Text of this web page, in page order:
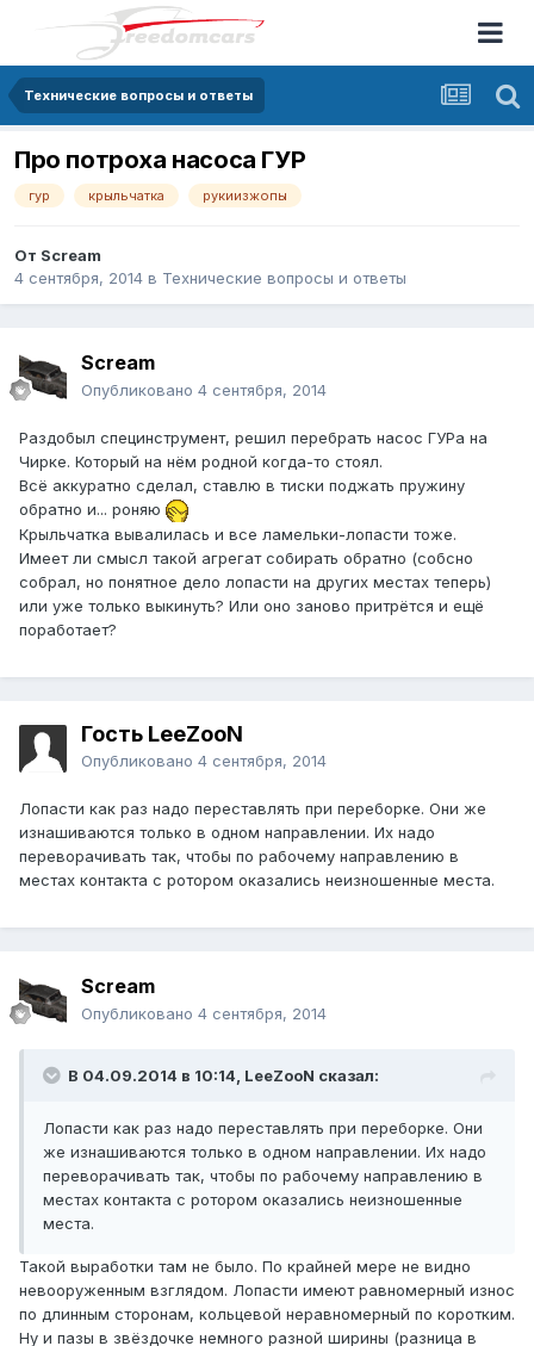
Технические вопросы и ответы
Про потроха насоса ГУР
гур крыльчатка рукиизжопы
От Scream
4 сентября, 2014 в Технические вопросы и ответы
Scream
Опубликовано 4 сентября, 2014
Раздобыл специнструмент, решил перебрать насос ГУРа на
Чирке. Который на нём родной когда-то стоял.
Всё аккуратно сделал, ставлю в тиски поджать пружину
обратно и... роняю
Крыльчатка вывалилась и все ламельки-лопасти тоже.
Имеет ли смысл такой агрегат собирать обратно (собсно
собрал, но понятное дело лопасти на других местах теперь)
или уже только выкинуть? Или оно заново притрётся и ещё
поработает?
Гость LeeZooN
Опубликовано 4 сентября, 2014
Лопасти как раз надо переставлять при переборке. Они же
изнашиваются только в одном направлении. Их надо
переворачивать так, чтобы по рабочему направлению в
местах контакта с ротором оказались неизношенные места.
Scream
Опубликовано 4 сентября, 2014
В 04.09.2014 в 10:14, LeeZooN сказал:
Лопасти как раз надо переставлять при переборке. Они
же изнашиваются только в одном направлении. Их надо
переворачивать так, чтобы по рабочему направлению в
местах контакта с ротором оказались неизношенные
места.
Такой выработки там не было. По крайней мере не видно
невооруженным взглядом. Лопасти имеют равномерный износ
по длинным сторонам, кольцевой неравномерный по коротким.
Ну и пазы в звёздочке немного разной ширины (разница в